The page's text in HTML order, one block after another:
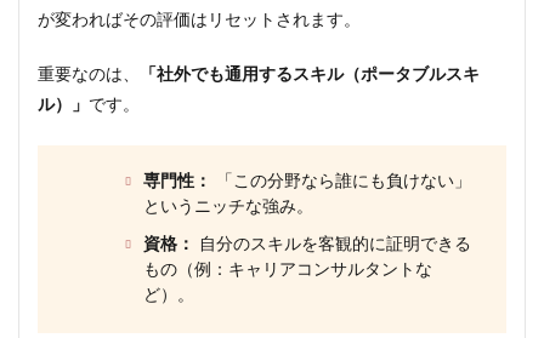
が変わればその評価はリセットされます。
重要なのは、
「社外でも通用するスキル（ポータブルスキ
ル）」 です。
専門性：
「この分野なら誰にも負けない」
というニッチな強み。
資格：
自分のスキルを客観的に証明できる
もの（例：キャリアコンサルタントな
ど）。